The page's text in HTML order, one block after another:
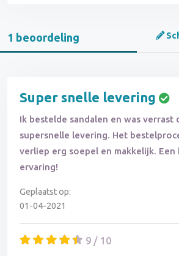
1 beoordeling
Super snelle levering
Ik bestelde sandalen en was verrast
supersnelle levering. Het
verliep erg soepel en makkelijk.
ervaring!
Geplaatst op:
01-04-2021
9 / 10